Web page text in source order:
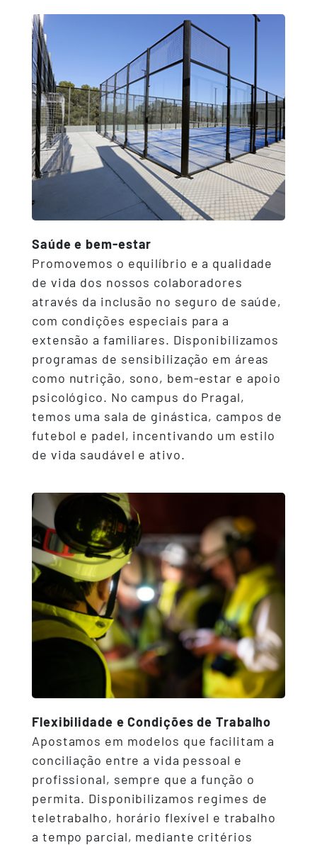
Saúde e bem-estar
Promovemos o equilíbrio e a qualidade
de vida dos nossos colaboradores
através da inclusão no seguro de saúde,
com condições especiais para a
extensão a familiares. Disponibilizamos
programas de sensibilização em áreas
como nutrição, sono, bem-estar e apoio
psicológico. No campus do Pragal,
temos uma sala de ginástica, campos de
futebol e padel, incentivando um estilo
de vida saudável e ativo.
Flexibilidade e Condições de Trabalho
Apostamos em modelos que facilitam a
conciliação entre a vida pessoal e
profissional, sempre que a função o
permita. Disponibilizamos regimes de
teletrabalho, horário flexível e trabalho
a tempo parcial, mediante critérios